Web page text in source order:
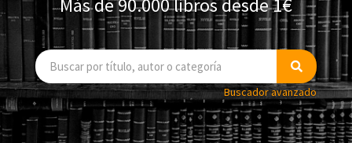
Más de 90.000 libros desde 1€
Buscador avanzado